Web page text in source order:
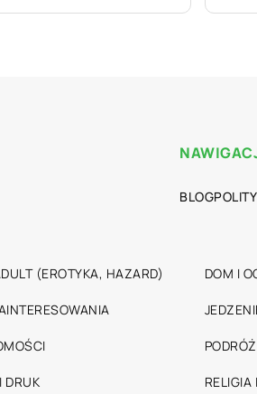
BLOG
(EROTYKA, HAZARD) DOM I
DRUK